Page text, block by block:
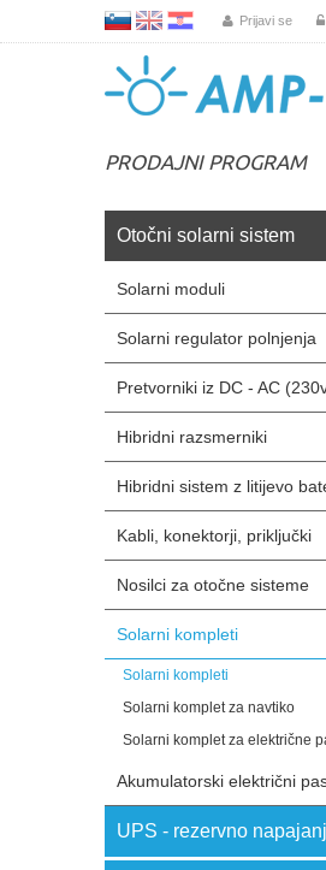
Prijavi se
PRODAJNI PROGRAM
Otočni solarni sistem
Solarni moduli
Solarni regulator polnjenja
Pretvorniki iz DC - AC
Hibridni razsmerniki
Hibridni sistem z litijevo
Kabli, konektorji, priključki
Nosilci za otočne sisteme
Solarni kompleti
Solarni kompleti
Solarni komplet za navtiko
Solarni komplet za električne
Akumulatorski električni
UPS - rezervno